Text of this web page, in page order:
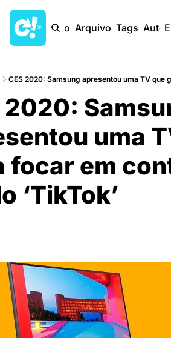
Início Arquivo Tags
CES 2020: Samsung apresentou uma TV que
2020:
uma
focar em
‘TikTok’